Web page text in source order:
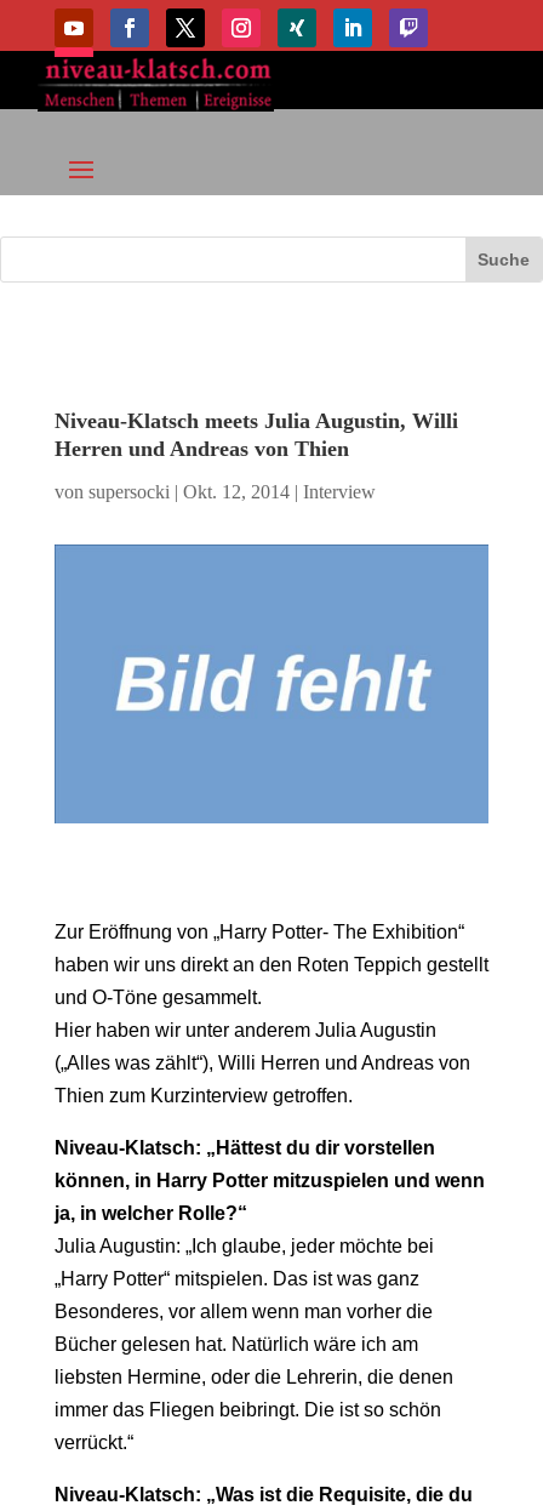
Niveau-Klatsch meets Julia Augustin, Willi
Herren und Andreas von Thien
von supersocki | Okt. 12, 2014| Interview
Zur Eröffnung von „Harry Potter- The Exhibition“
haben wir uns direkt an den Roten Teppich gestellt
und O-Töne gesammelt.
Hier haben wir unter anderem Julia Augustin
(„Alles was zählt“), Willi Herren und Andreas von
Thien zum Kurzinterview getroffen.
Niveau-Klatsch: „Hättest du dir vorstellen
können, in Harry Potter mitzuspielen und wenn
ja, in welcher Rolle?“
Julia Augustin: „Ich glaube, jeder möchte bei
„Harry Potter“ mitspielen. Das ist was ganz
Besonderes, vor allem wenn man vorher die
Bücher gelesen hat. Natürlich wäre ich am
liebsten Hermine, oder die Lehrerin, die denen
immer das Fliegen beibringt. Die ist so schön
verrückt.“
Niveau-Klatsch: „Was ist die Requisite, die du